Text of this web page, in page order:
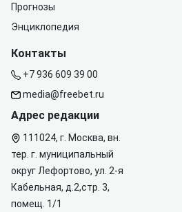
Прогнозы
Энциклопедия
Контакты
+7 936 609 39 00
media@freebet.ru
Адрес редакции
111024, г. Москва, вн.
тер. г. муниципальный
округ Лефортово, ул. 2-я
Кабельная, д.2,стр. 3,
помещ. 1/1